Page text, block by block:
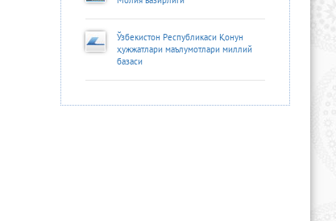
Ўзбекистон Республикаси Қонун
ҳужжатлари маълумотлари миллий
базаси